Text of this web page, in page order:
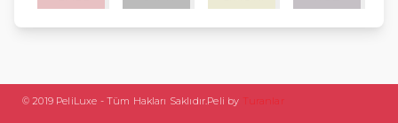
© 2019 PeliLuxe - Tüm Hakları Saklıdır.Peli by Turanlar